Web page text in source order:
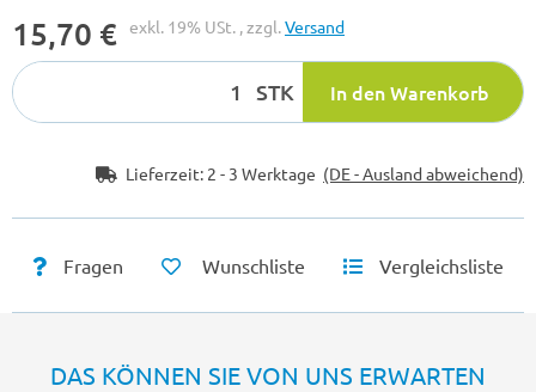
15,70 € exkl. 19% USt. , zzgl.Versand
STK In den Warenkorb
Lieferzeit: 2 - 3 Werktage (DE - Ausland abweichend)
Fragen Wunschliste Vergleichsliste
DAS KÖNNEN SIE VON UNS ERWARTEN